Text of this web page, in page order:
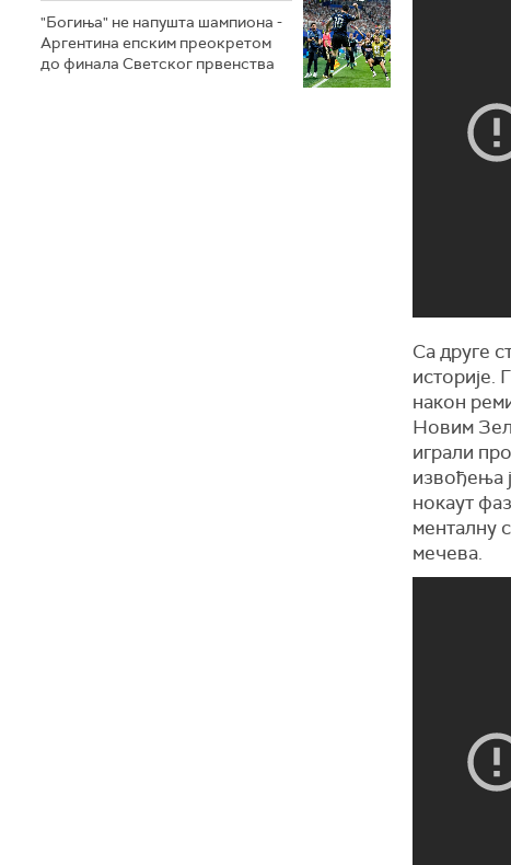
"Богиња" не напушта шампиона -
Аргентина епским преокретом
до финала Светског првенства
Са друге
историје.
након
Новим
играли
извођења
нокаут
менталну
мечева.